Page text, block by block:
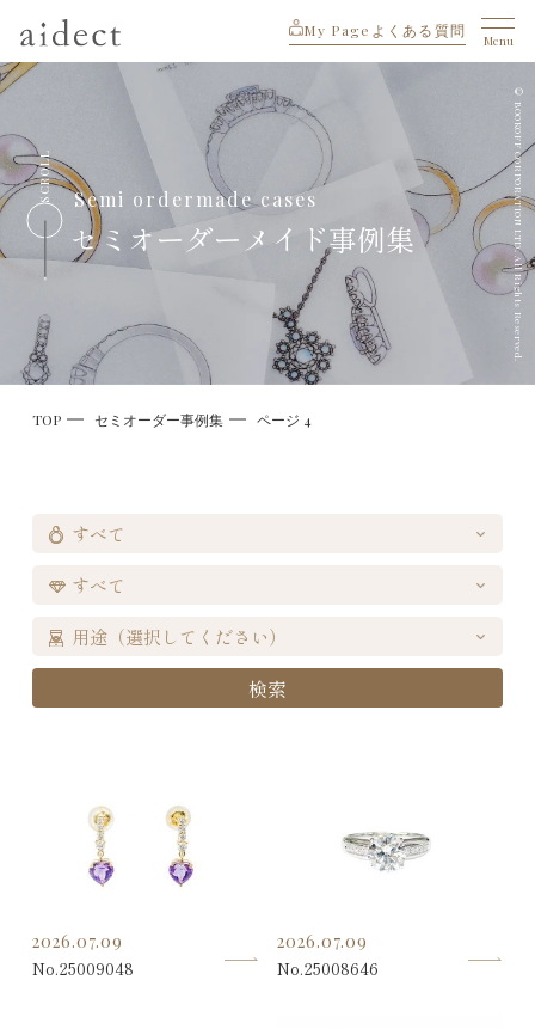
My Page よくある質問
Menu
Semi ordermade cases
セミオーダーメイド事例集
SCROLL © BOOKOFF CORPORATION LTD. All Rights Reserved.
TOP セミオーダー事例集 ページ 4
検索
2026.07.09
No.25009048
2026.07.09
No.25008646